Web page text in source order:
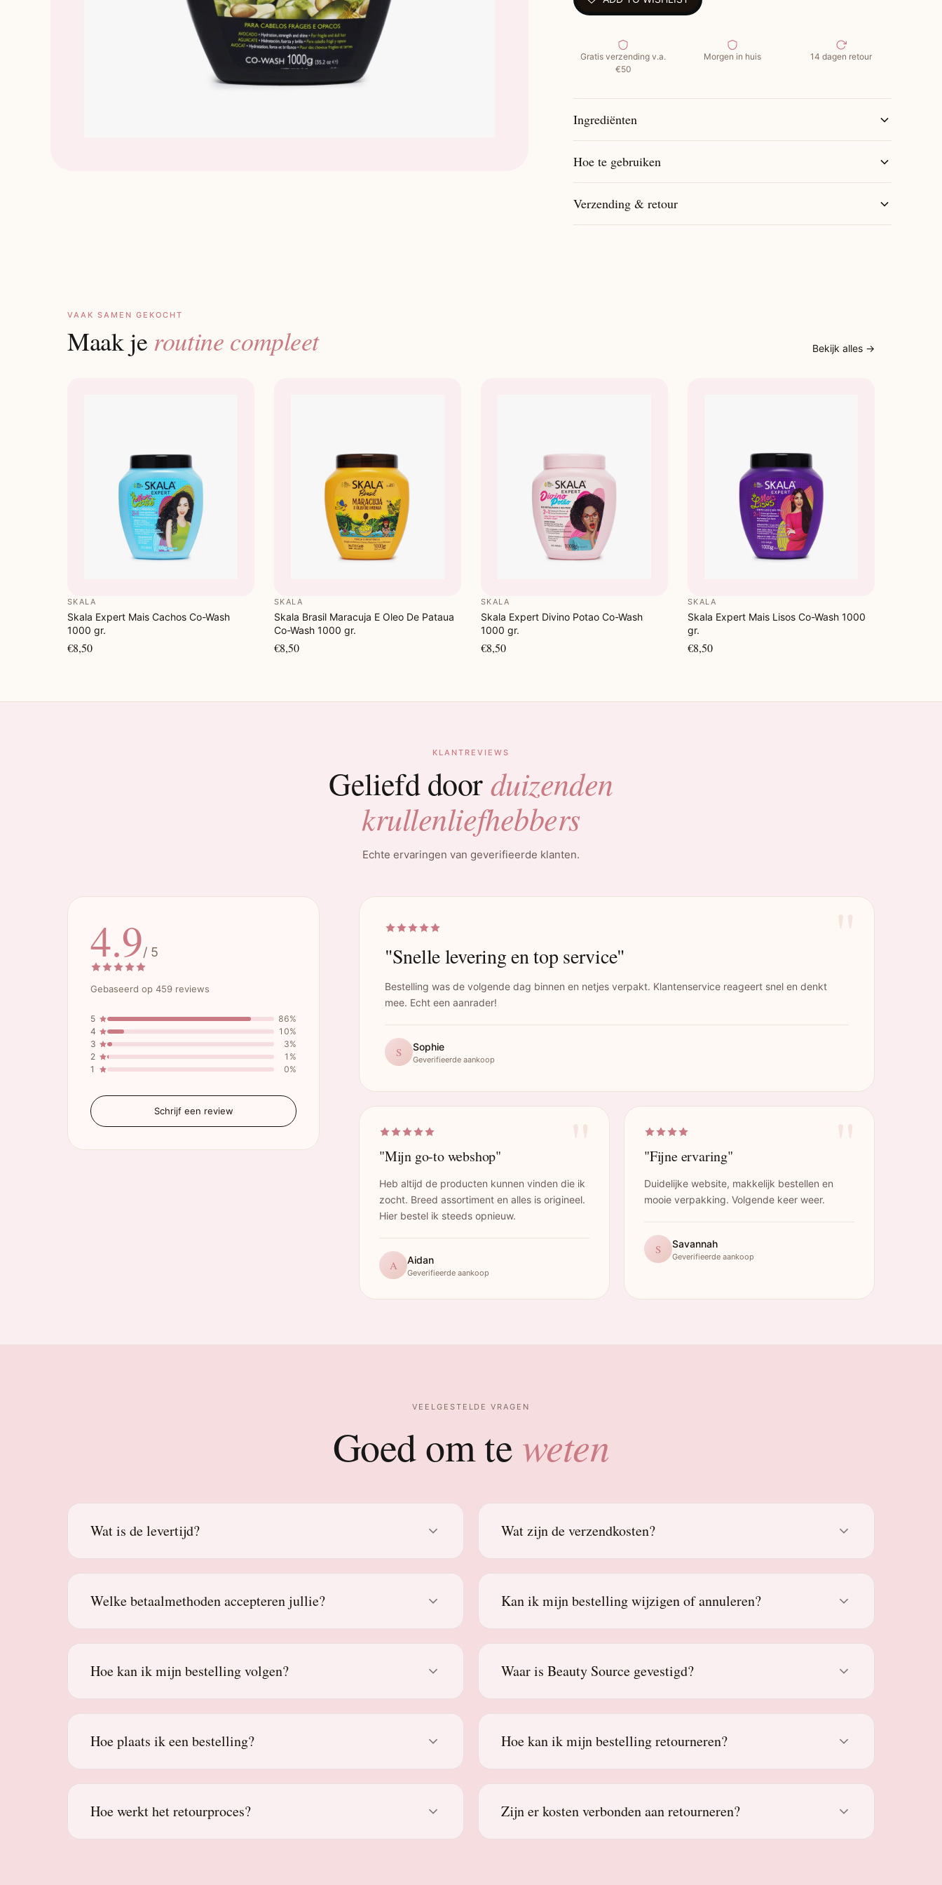
Belangrijkste Kenmerken:
Milde 2-in-1 formule: reinigt én verzorgt zonder schuim
Verrijkt met avocado voor hydratatie en zachtheid
Castorolie stimuleert de haargroei en zuivert de hoofdhuid
Maakt het haar sterker, glanzender en makkelijker
Geschikt voor dagelijks gebruik of als conditioner na
shampoo
Gratis verzending v.a.
€50
Morgen in huis 14 dagen retour
Ingrediënten
Hoe te gebruiken
Verzending & retour
VAAK SAMEN GEKOCHT
Maak je routine compleet Bekijk alles →
SKALA
Skala Expert Mais Cachos Co-Wash
1000 gr.
€8,50
SKALA
Skala Brasil Maracuja E Oleo De Pataua
Co-Wash 1000 gr.
€8,50
SKALA
Skala Expert Divino Potao Co-Wash
1000 gr.
€8,50
SKALA
Skala Expert Mais Lisos Co-Wash 1000
gr.
€8,50
KLANTREVIEWS
Geliefd doorduizenden
krullenliefhebbers
Echte ervaringen van geverifieerde klanten.
4.9/ 5
Gebaseerd op 459 reviews
5
86%
4
10%
3
3%
2
1%
1
0%
Schrijf een review
"Snelle levering en top service"
Bestelling was de volgende dag binnen en netjes verpakt. Klantenservice reageert snel en denkt
mee. Echt een aanrader!
S Sophie
Geverifieerde aankoop
"Mijn go-to webshop"
Heb altijd de producten kunnen vinden die ik
zocht. Breed assortiment en alles is origineel.
Hier bestel ik steeds opnieuw.
A Aidan
Geverifieerde aankoop
"Fijne ervaring"
Duidelijke website, makkelijk bestellen en
mooie verpakking. Volgende keer weer.
S Savannah
Geverifieerde aankoop
VEELGESTELDE VRAGEN
Goed om te weten
Wat is de levertijd? Wat zijn de verzendkosten?
Welke betaalmethoden accepteren jullie? Kan ik mijn bestelling wijzigen of annuleren?
Hoe kan ik mijn bestelling volgen? Waar is Beauty Source gevestigd?
Hoe plaats ik een bestelling? Hoe kan ik mijn bestelling retourneren?
Hoe werkt het retourproces? Zijn er kosten verbonden aan retourneren?